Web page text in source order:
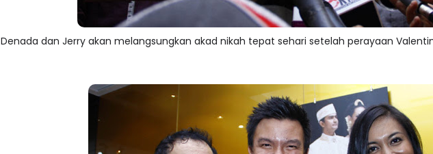
Denada dan Jerry akan melangsungkan akad nikah tepat sehari setelah perayaan